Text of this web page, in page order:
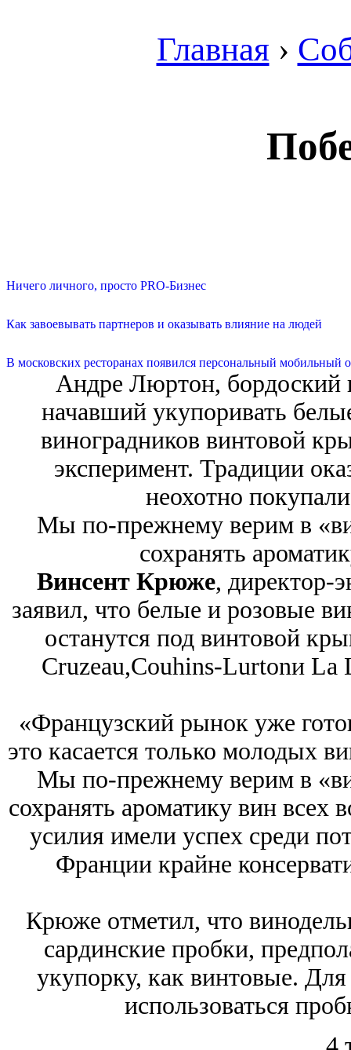
Главная ›
Ничего личного, просто PRO-Бизнес
Как завоевывать партнеров и оказывать влияние на людей
В московских ресторанах появился персональный мобильный
Андре Люртон, бордоский
начавший укупоривать
виноградников винтовой
эксперимент. Традиции
неохотно
Мы по-прежнему верим в
сохранять
Винсент Крюже, директор-
заявил, что белые и розовые
останутся под винтовой
Cruzeau,Couhins-Lurtonи La
«Французский рынок уже
это касается только молодых
Мы по-прежнему верим в
сохранять ароматику вин всех
усилия имели успех среди
Франции крайне
Крюже отметил, что
сардинские пробки,
укупорку, как винтовые.
использоваться